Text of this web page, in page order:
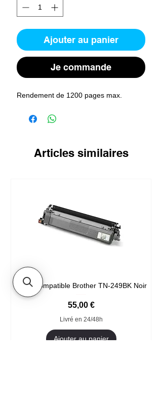
Ajouter au panier
Je commande
Rendement de 1200 pages max.
Articles similaires
Toner compatible Brother TN-249BK Noir
Prix
55,00 €
Livré en 24/48h
Ajouter au panier